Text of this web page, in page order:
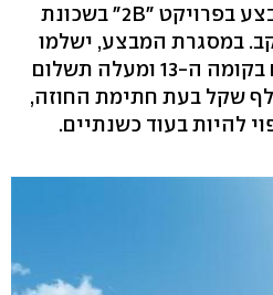
קבוצת יצחקי יוצאת במבצע בפרויקט "2B" בשכונת
במסגרת המבצע, ישלמו
רוכשי דירות 4 ו-5 חדרים בקומה ה-13 ומעלה תשלום
של החל מ-212 אלף שקל בעת חתימת החוזה,
להיות בעוד כשנתיים.